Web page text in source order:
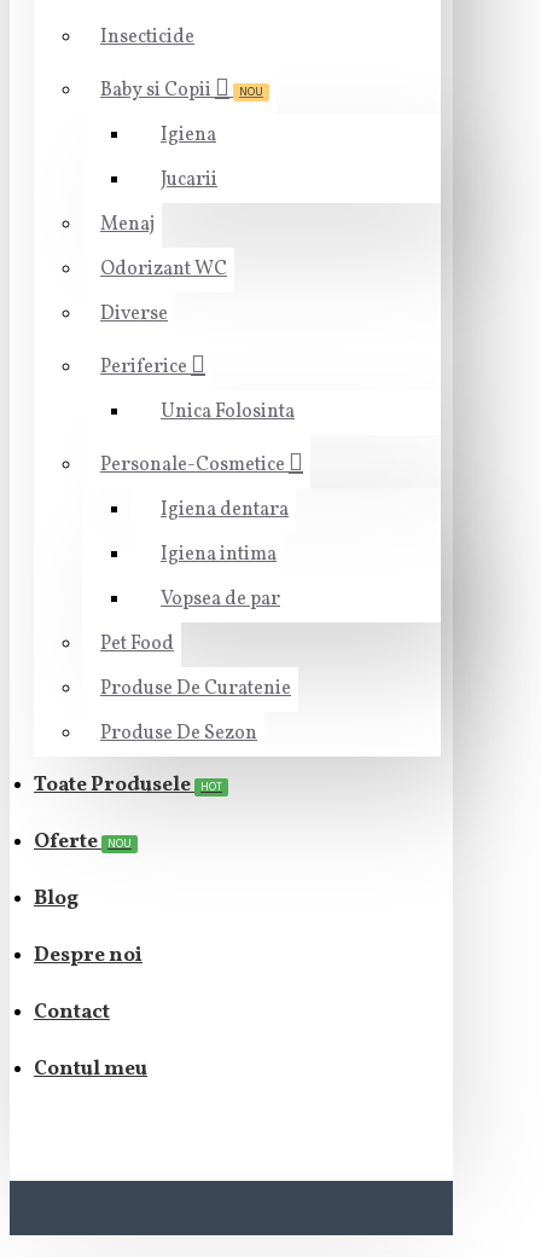
Insecticide
Baby si Copii
NOU
Igiena
Jucarii
Menaj
Odorizant WC
Diverse
Periferice
Unica Folosinta
Personale-Cosmetice
Igiena dentara
Igiena intima
Vopsea de par
Pet Food
Produse De Curatenie
Produse De Sezon
Toate Produsele HOT
Oferte NOU
Blog
Despre noi
Contact
Contul meu